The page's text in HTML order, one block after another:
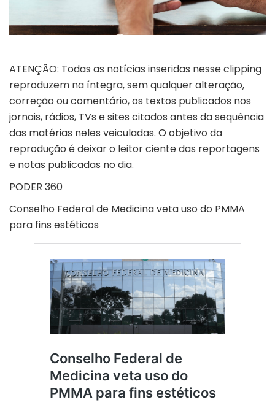
ATENÇÃO: Todas as notícias inseridas nesse clipping
reproduzem na íntegra, sem qualquer alteração,
correção ou comentário, os textos publicados nos
jornais, rádios, TVs e sites citados antes da sequência
das matérias neles veiculadas. O objetivo da
reprodução é deixar o leitor ciente das reportagens
e notas publicadas no dia.
PODER 360
Conselho Federal de Medicina veta uso do PMMA
para fins estéticos